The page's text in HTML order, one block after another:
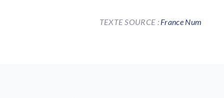
TEXTE SOURCE : France Num